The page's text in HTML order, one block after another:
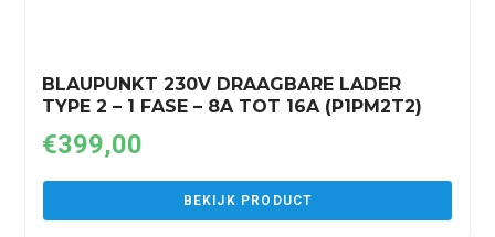
BLAUPUNKT 230V DRAAGBARE LADER
TYPE 2 – 1 FASE – 8A TOT 16A (P1PM2T2)
€399,00
BEKIJK PRODUCT